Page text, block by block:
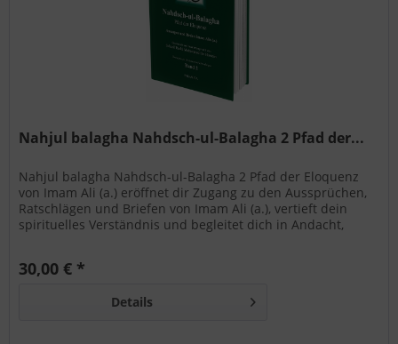
Nahjul balagha Nahdsch-ul-Balagha 2 Pfad der...
Nahjul balagha Nahdsch-ul-Balagha 2 Pfad der Eloquenz
von Imam Ali (a.) eröffnet dir Zugang zu den Aussprüchen,
Ratschlägen und Briefen von Imam Ali (a.), vertieft dein
spirituelles Verständnis und begleitet dich in Andacht,
30,00 € *
Details